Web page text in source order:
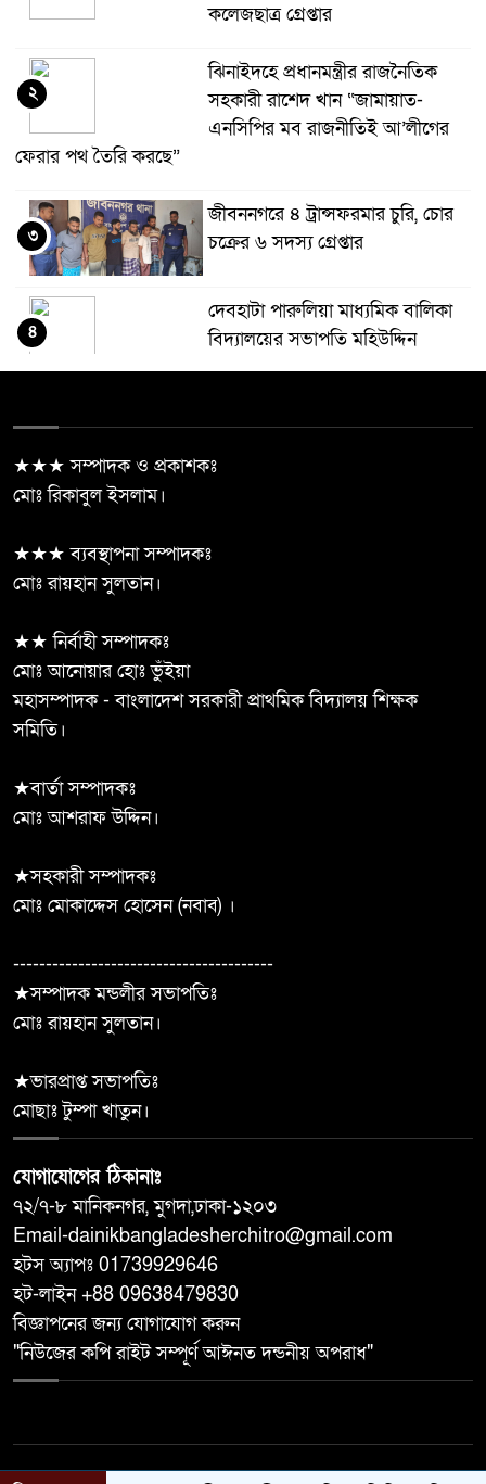
কলেজছাত্র গ্রেপ্তার
ঝিনাইদহে প্রধানমন্ত্রীর রাজনৈতিক
সহকারী রাশেদ খান “জামায়াত-
এনসিপির মব রাজনীতিই আ’লীগের
ফেরার পথ তৈরি করছে”
২
জীবননগরে ৪ ট্রান্সফরমার চুরি, চোর
চক্রের ৬ সদস্য গ্রেপ্তার
৩
দেবহাটা পারুলিয়া মাধ্যমিক বালিকা
বিদ্যালয়ের সভাপতি মহিউদ্দিন
সিদ্দিকী
৪
মানিকছড়ি উপজেলা বিএনপি’র
দিয়েছে তিনটহরী ইউনিয়ন বিএনপি ও অঙ্গসংগঠন
৭০০ শিক্ষার্থী, সন্তোষজনক ফলাফল;
৬
প্রতিবন্ধীদের মাঝে অনুদানের চেক
৭
৮
দেবহাটা উপজেলা বিএনপির
আয়োজনে ৫ই জুলাই গনঅভ্যুত্থান
৯
★★★ সম্পাদক ও প্রকাশকঃ
মোঃ রিকাবুল ইসলাম।
★★★ ব্যবস্থাপনা সম্পাদকঃ
মোঃ রায়হান সুলতান।
★★ নির্বাহী সম্পাদকঃ
মোঃ আনোয়ার হোঃ ভুঁইয়া
মহাসম্পাদক - বাংলাদেশ সরকারী প্রাথমিক বিদ্যালয় শিক্ষক
সমিতি।
★বার্তা সম্পাদকঃ
মোঃ আশরাফ উদ্দিন।
★সহকারী সম্পাদকঃ
মোঃ মোকাদ্দেস হোসেন (নবাব) ।
----------------------------------------
★সম্পাদক মন্ডলীর সভাপতিঃ
মোঃ রায়হান সুলতান।
★ভারপ্রাপ্ত সভাপতিঃ
মোছাঃ টুম্পা খাতুন।
যোগাযোগের ঠিকানাঃ
৭২/৭-৮ মানিকনগর, মুগদা,ঢাকা-১২০৩
Email-dainikbangladesherchitro@gmail.com
হটস অ্যাপঃ 01739929646
হট-লাইন +88 09638479830
বিজ্ঞাপনের জন্য যোগাযোগ করুন
"নিউজের কপি রাইট সম্পূর্ণ আঈনত দন্ডনীয় অপরাধ"